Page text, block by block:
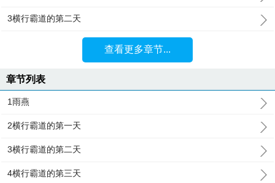
3横行霸道的第二天
查看更多章节...
章节列表
1雨燕
2横行霸道的第一天
3横行霸道的第二天
4横行霸道的第三天